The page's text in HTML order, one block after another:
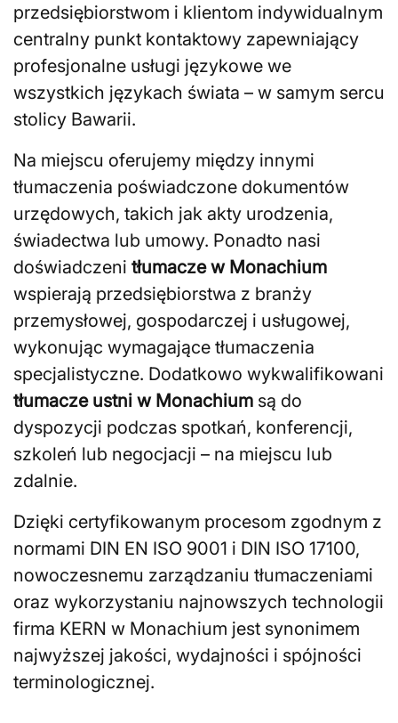
przedsiębiorstwom i klientom indywidualnym
centralny punkt kontaktowy zapewniający
profesjonalne usługi językowe we
wszystkich językach świata – w samym sercu
stolicy Bawarii.
Na miejscu oferujemy między innymi
tłumaczenia poświadczone dokumentów
urzędowych, takich jak akty urodzenia,
świadectwa lub umowy. Ponadto nasi
doświadczeni tłumacze w Monachium
wspierają przedsiębiorstwa z branży
przemysłowej, gospodarczej i usługowej,
wykonując wymagające tłumaczenia
specjalistyczne. Dodatkowo wykwalifikowani
tłumacze ustni w Monachium są do
dyspozycji podczas spotkań, konferencji,
szkoleń lub negocjacji – na miejscu lub
zdalnie.
Dzięki certyfikowanym procesom zgodnym z
normami DIN EN ISO 9001 i DIN ISO 17100,
nowoczesnemu zarządzaniu tłumaczeniami
oraz wykorzystaniu najnowszych technologii
firma KERN w Monachium jest synonimem
najwyższej jakości, wydajności i spójności
terminologicznej.